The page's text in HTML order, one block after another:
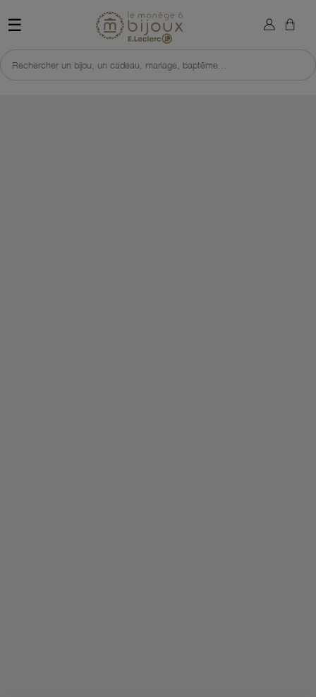
☰ Retour à l'accueil du site
Rechercher un bijou, un cadeau, mariage, baptême...
×